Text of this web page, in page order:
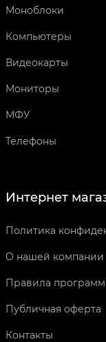
Моноблоки
Компьютеры
Видеокарты
Мониторы
МФУ
Телефоны
Интернет
Политика
О нашей компании
Правила
Публичная оферта
Контакты